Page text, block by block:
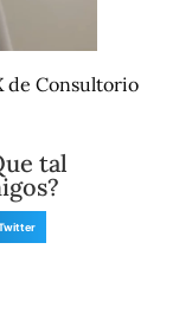
de Consultorio
tal